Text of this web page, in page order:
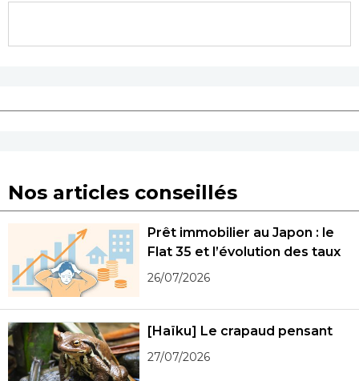
Nos articles conseillés
Prêt immobilier au Japon : le
Flat 35 et l’évolution des taux
26/07/2026
[Haïku] Le crapaud pensant
27/07/2026